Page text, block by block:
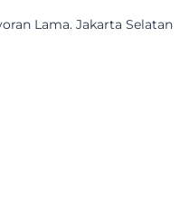
Lama. Jakarta Selatan